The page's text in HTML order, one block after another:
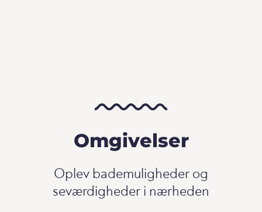
Omgivelser
Oplev bademuligheder og
seværdigheder i nærheden